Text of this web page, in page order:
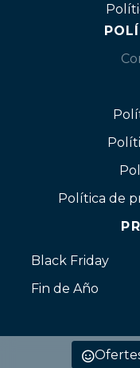
Política de
Black Friday
Fin de Año